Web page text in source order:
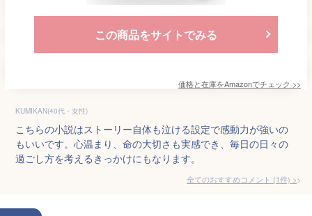
この商品をサイトでみる
価格と在庫をAmazonでチェック >>
KUMIKAN(40代・女性)
こちらの小説はストーリー自体も泣ける設定で感動力が強いの
もいいです。心温まり、命の大切さも実感でき、毎日の日々の
過ごし方を考えるきっかけにもなります。
全てのおすすめコメント (1件) >